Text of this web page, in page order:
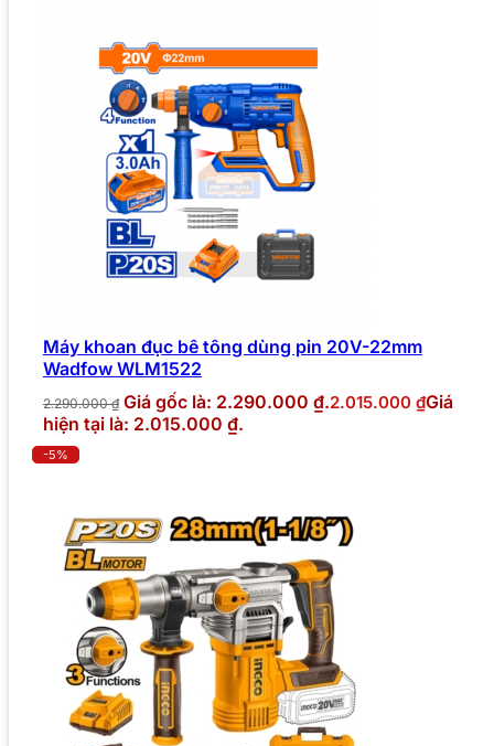
Máy khoan đục bê tông dùng pin 20V-22mm
Wadfow WLM1522
2.290.000₫ Giá gốc là: 2.290.000 ₫.2.015.000 ₫Giá
hiện tại là: 2.015.000 ₫.
-5%